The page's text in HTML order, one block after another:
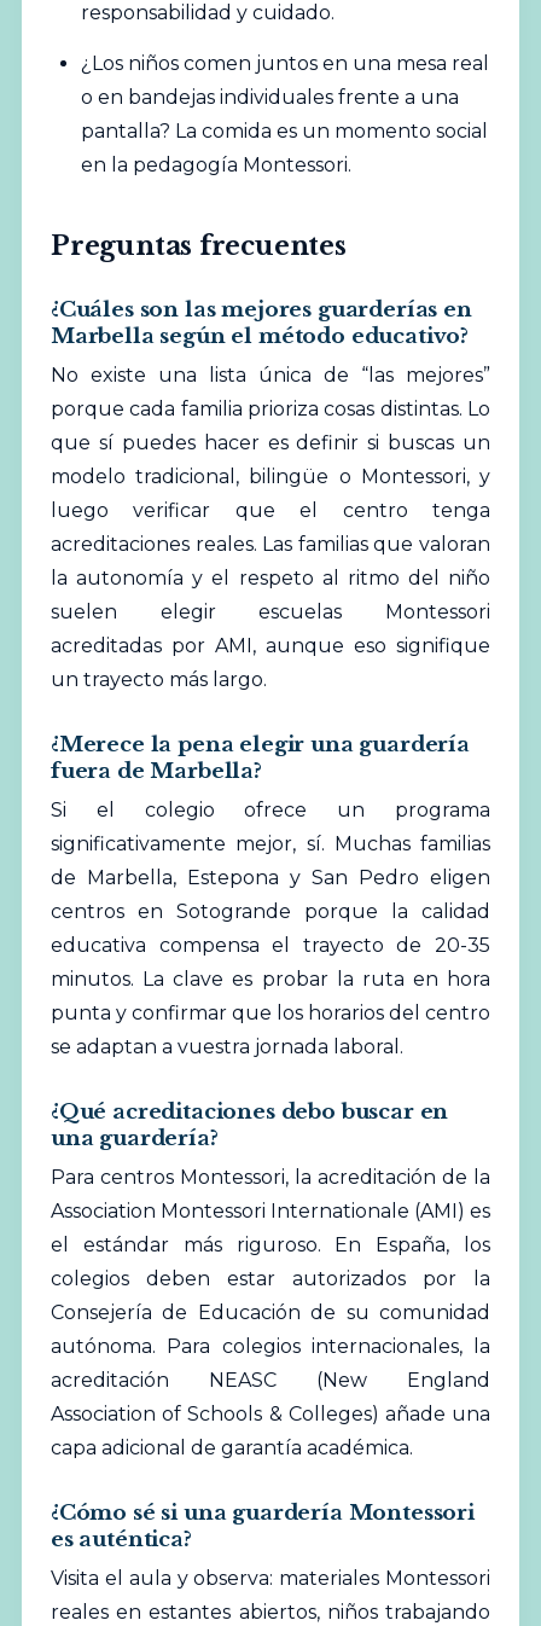
responsabilidad y cuidado.
¿Los niños comen juntos en una mesa real
o en bandejas individuales frente a una
pantalla? La comida es un momento social
en la pedagogía Montessori.
Preguntas frecuentes
¿Cuáles son las mejores guarderías en
Marbella según el método educativo?
No existe una lista única de “las mejores”
porque cada familia prioriza cosas distintas. Lo
que sí puedes hacer es definir si buscas un
modelo tradicional, bilingüe o Montessori, y
luego verificar que el centro tenga
acreditaciones reales. Las familias que valoran
la autonomía y el respeto al ritmo del niño
suelen elegir escuelas Montessori
acreditadas por AMI, aunque eso signifique
un trayecto más largo.
¿Merece la pena elegir una guardería
fuera de Marbella?
Si el colegio ofrece un programa
significativamente mejor, sí. Muchas familias
de Marbella, Estepona y San Pedro eligen
centros en Sotogrande porque la calidad
educativa compensa el trayecto de 20-35
minutos. La clave es probar la ruta en hora
punta y confirmar que los horarios del centro
se adaptan a vuestra jornada laboral.
¿Qué acreditaciones debo buscar en
una guardería?
Para centros Montessori, la acreditación de la
Association Montessori Internationale (AMI) es
el estándar más riguroso. En España, los
colegios deben estar autorizados por la
Consejería de Educación de su comunidad
autónoma. Para colegios internacionales, la
acreditación NEASC (New England
Association of Schools & Colleges) añade una
capa adicional de garantía académica.
¿Cómo sé si una guardería Montessori
es auténtica?
Visita el aula y observa: materiales Montessori
reales en estantes abiertos, niños trabajando